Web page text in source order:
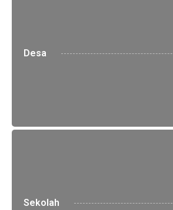
Desa
Sekolah